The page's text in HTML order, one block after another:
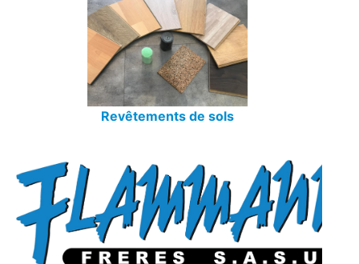
Revêtements de sols